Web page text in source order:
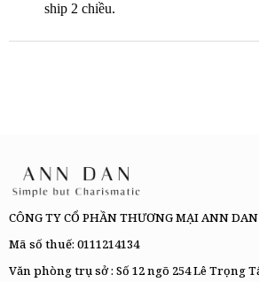
ship 2 chiều.
CÔNG TY CỔ PHẦN THƯƠNG MẠI ANN DAN
Mã số thuế: 0111214134
Văn phòng trụ sở : Số 12 ngõ 254 Lê Trọng